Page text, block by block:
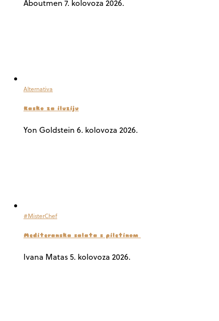
Aboutmen 7. kolovoza 2026.
Alternativa
Kasko za iluziju
Yon Goldstein 6. kolovoza 2026.
#MisterChef
Mediteranska salata s piletinom
Ivana Matas5. kolovoza 2026.